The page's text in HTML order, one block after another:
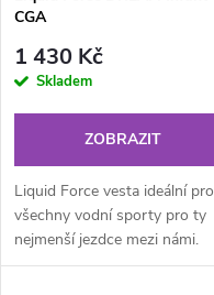
CGA
1 430 Kč
Skladem
ZOBRAZIT
Liquid Force vesta ideální pro
všechny vodní sporty pro ty
nejmenší jezdce mezi námi.
Tato vesta je skvělá vtom, že